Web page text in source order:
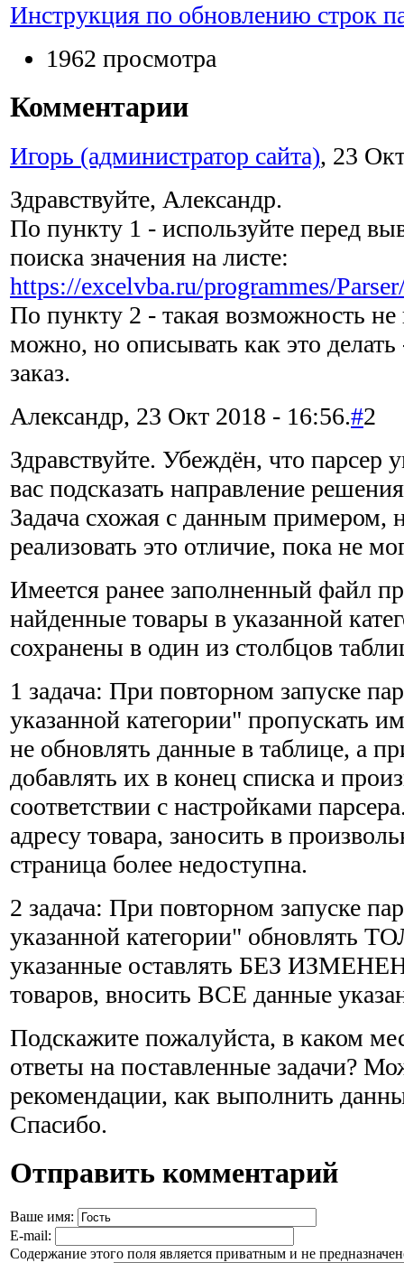
Инструкция по обновлению строк
1962 просмотра
Комментарии
Игорь (администратор сайта), 23
Здравствуйте, Александр.
По пункту 1 - используйте перед
поиска значения на листе:
https://excelvba.ru/programmes/
По пункту 2 - такая возможность
можно, но описывать как это
заказ.
Александр, 23 Окт 2018 - 16:56.#2
Здравствуйте. Убеждён, что
вас подсказать направление
Задача схожая с данным примером,
реализовать это отличие, пока не
Имеется ранее заполненный файл
найденные товары в указанной
сохранены в один из столбцов
1 задача: При повторном запуске
указанной категории" пропускать
не обновлять данные в таблице, а
добавлять их в конец списка и
соответствии с настройками
адресу товара, заносить в
страница более недоступна.
2 задача: При повторном запуске
указанной категории" обновлять
указанные оставлять БЕЗ
товаров, вносить ВСЕ данные
Подскажите пожалуйста, в каком
ответы на поставленные задачи?
рекомендации, как выполнить
Спасибо.
Отправить комментарий
Ваше имя:
E-mail:
Содержание этого поля является приватным и не